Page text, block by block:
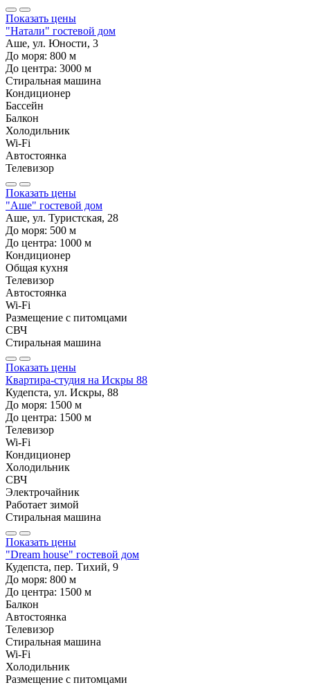
Показать цены
"Натали" гостевой дом
Аше, ул. Юности, 3
До моря: 800 м
До центра: 3000 м
Стиральная машина
Кондиционер
Бассейн
Балкон
Холодильник
Wi-Fi
Автостоянка
Телевизор
Показать цены
"Аше" гостевой дом
Аше, ул. Туристская, 28
До моря: 500 м
До центра: 1000 м
Кондиционер
Общая кухня
Телевизор
Автостоянка
Wi-Fi
Размещение с питомцами
СВЧ
Стиральная машина
Показать цены
Квартира-студия на Искры 88
Кудепста, ул. Искры, 88
До моря: 1500 м
До центра: 1500 м
Телевизор
Wi-Fi
Кондиционер
Холодильник
СВЧ
Электрочайник
Работает зимой
Стиральная машина
Показать цены
"Dream house" гостевой дом
Кудепста, пер. Тихий, 9
До моря: 800 м
До центра: 1500 м
Балкон
Автостоянка
Телевизор
Стиральная машина
Wi-Fi
Холодильник
Размещение с питомцами